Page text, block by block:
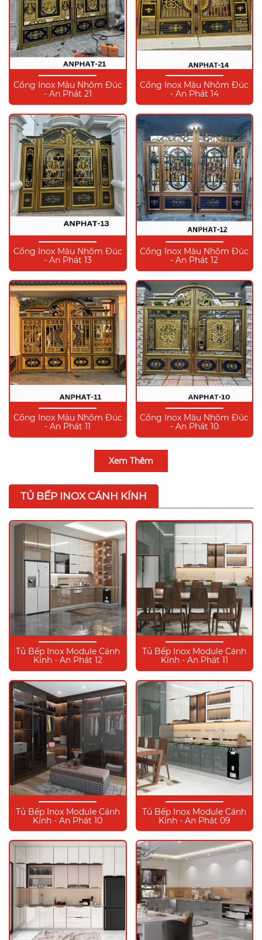
Cổng Inox Màu Nhôm Đúc
- An Phát 21
Cổng Inox Màu Nhôm Đúc
- An Phát 14
Cổng Inox Màu Nhôm Đúc
- An Phát 13
Cổng Inox Màu Nhôm Đúc
- An Phát 12
Cổng Inox Màu Nhôm Đúc
- An Phát 11
Cổng Inox Màu Nhôm Đúc
- An Phát 10
Xem Thêm
TỦ BẾP INOX CÁNH KÍNH
Tủ Bếp Inox Module Cánh
Kính - An Phát 12
Tủ Bếp Inox Module Cánh
Kính - An Phát 11
Tủ Bếp Inox Module Cánh
Kính - An Phát 10
Tủ Bếp Inox Module Cánh
Kính - An Phát 09